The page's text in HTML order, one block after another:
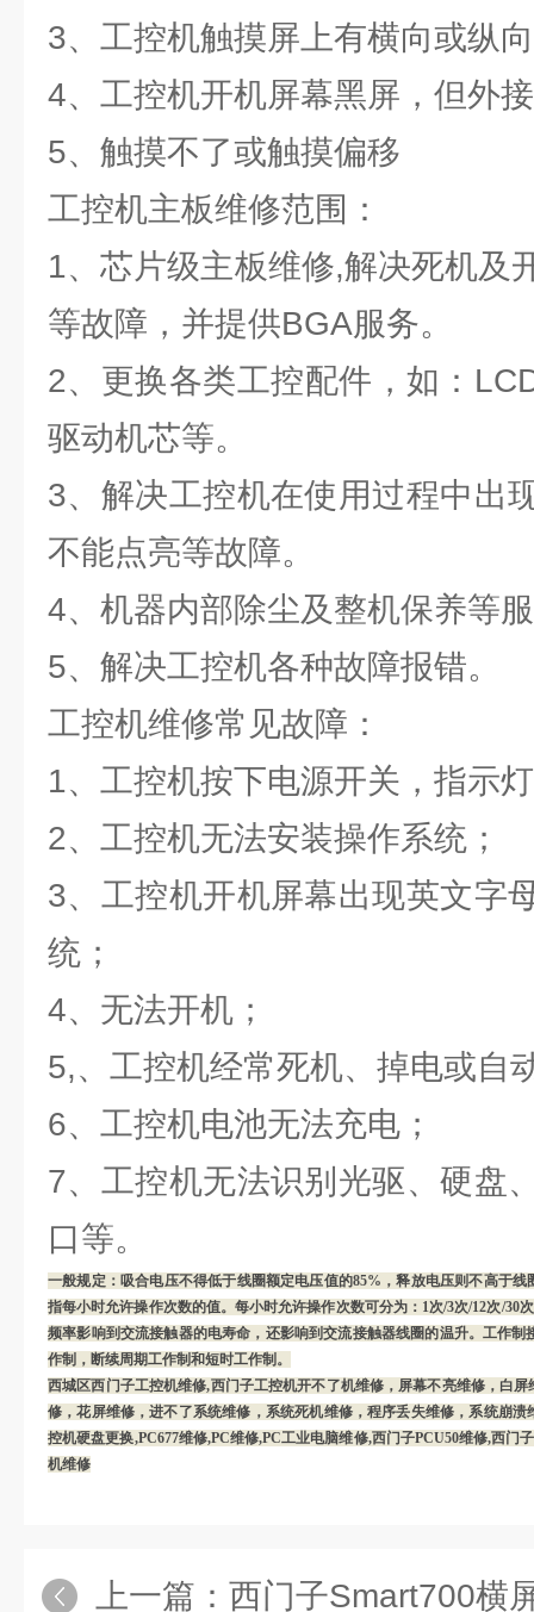
3、工控机触摸屏上有横向或纵
4、工控机开机屏幕黑屏，但外
5、触摸不了或触摸偏移
工控机主板维修范围：
1、芯片级主板维修,解决死机及
等故障，并提供BGA服务。
2、更换各类工控配件，如：
驱动机芯等。
3、解决工控机在使用过程中出
不能点亮等故障。
4、机器内部除尘及整机保养等
5、解决工控机各种故障报错。
工控机维修常见故障：
1、工控机按下电源开关，指示
2、工控机无法安装操作系统；
3、工控机开机屏幕出现英文字
统；
4、无法开机；
5,、工控机经常死机、掉电或自
6、工控机电池无法充电；
7、工控机无法识别光驱、硬盘
口等。
一般规定：吸合电压不得低于线圈额定电压值的85%，释放电压则不高于
指每小时允许操作次数的值。每小时允许操作次数可分为：1次/3次/12次/30
频率影响到交流接触器的电寿命，还影响到交流接触器线圈的温升。工作
作制，断续周期工作制和短时工作制。
西城区西门子工控机维修,西门子工控机开不了机维修，屏幕不亮维修，白
修，花屏维修，进不了系统维修，系统死机维修，程序丢失维修，系统崩
控机硬盘更换,PC677维修,PC维修,PC工业电脑维修,西门子PCU50维修,西门
机维修
上一篇： 西门子Smart700横